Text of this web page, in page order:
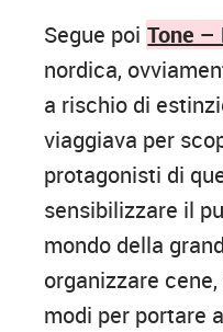
Segue poi Tone –
nordica,
a rischio di
viaggiava per
protagonisti di
sensibilizzare il
mondo della
organizzare
modi per portare